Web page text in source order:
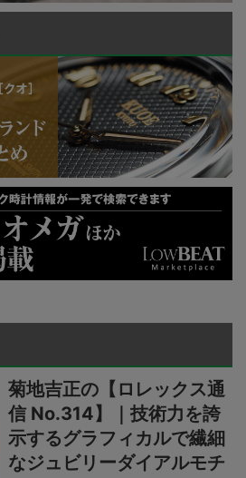
菊地吉正の【ロレックス通
信 No.314】｜技術力を誇
示するグラフィカルで繊細
なジュビリーダイアルモチ